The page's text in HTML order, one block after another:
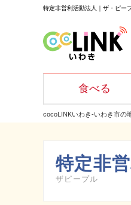
特定非営利活動法人｜ザ・ピー
食べる
cocoLINKいわき-いわき市の
特定非
ザピープル